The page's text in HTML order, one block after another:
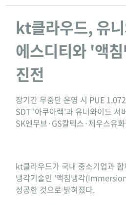
kt클라우드, 유
에스디티와 '액
진전
장기간 무중단 운영 시 PUE
SDT '아쿠아랙'과 유니와이드 서
SK엔무브·GS칼텍스·제우스유
kt클라우드가 국내 중소기업과
냉각기술인 '액침냉각
성공한 것으로 밝혀졌다.